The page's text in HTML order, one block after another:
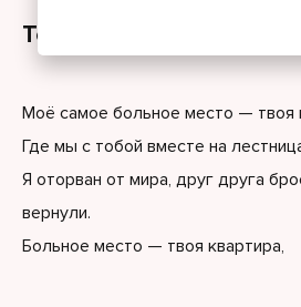
Текст песни
Моё самое больное место — твоя
Где мы с тобой вместе на
Я оторван от мира, друг друга
вернули.
Больное место — твоя квартира,